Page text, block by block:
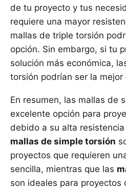
de tu proyecto y tus
requiere una mayor
mallas de triple torsión
opción. Sin embargo, si tu
solución más económica,
torsión podrían ser la mejor
En resumen, las mallas de
excelente opción para
debido a su alta
mallas de simple torsión
proyectos que requieren
sencilla, mientras que las
son ideales para proyectos